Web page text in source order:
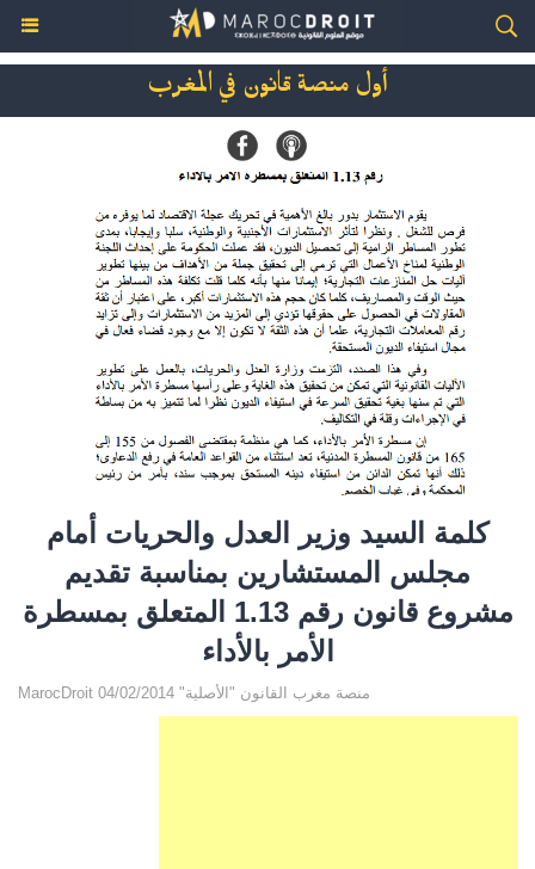
أول منصة قانون في المغرب
كلمة السيد وزير العدل والحريات أمام
مجلس المستشارين بمناسبة تقديم
مشروع قانون رقم 1.13 المتعلق بمسطرة
الأمر بالأداء
MarocDroit منصة مغرب القانون "الأصلية" 04/02/2014